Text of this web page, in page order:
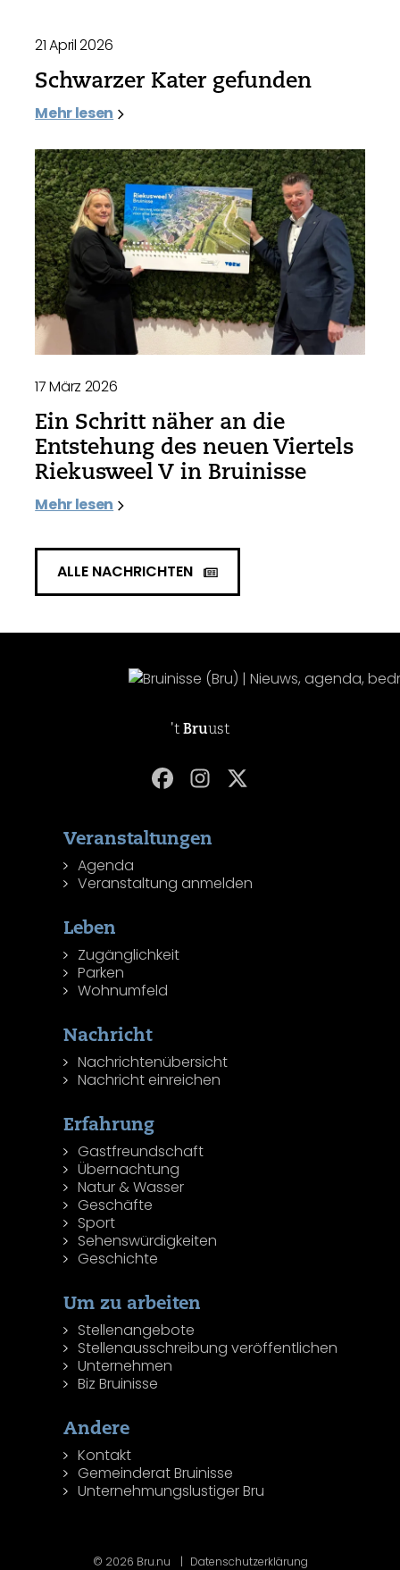
21 April 2026
Schwarzer Kater gefunden
Mehr lesen
17 März 2026
Ein Schritt näher an die
Entstehung des neuen Viertels
Riekusweel V in Bruinisse
Mehr lesen
ALLE NACHRICHTEN
't Bruust
Veranstaltungen
Agenda
Veranstaltung anmelden
Leben
Zugänglichkeit
Parken
Wohnumfeld
Nachricht
Nachrichtenübersicht
Nachricht einreichen
Erfahrung
Gastfreundschaft
Übernachtung
Natur & Wasser
Geschäfte
Sport
Sehenswürdigkeiten
Geschichte
Um zu arbeiten
Stellenangebote
Stellenausschreibung veröffentlichen
Unternehmen
Biz Bruinisse
Andere
Kontakt
Gemeinderat Bruinisse
Unternehmungslustiger Bru
© 2026 Bru.nu Datenschutzerklärung